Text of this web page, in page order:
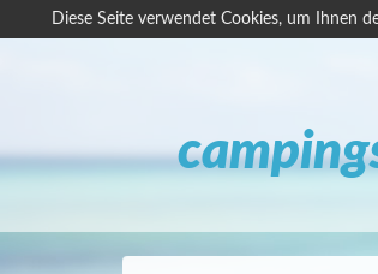
Diese Seite verwendet Cookies, um Ihnen